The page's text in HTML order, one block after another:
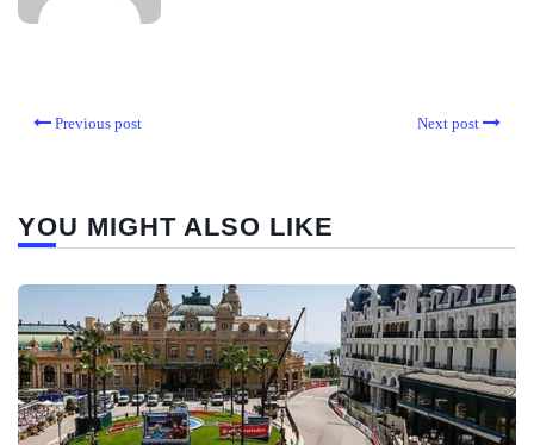
Previous post Next post
YOU MIGHT ALSO LIKE